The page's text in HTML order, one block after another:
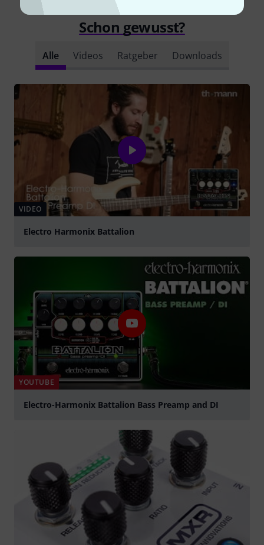
Schon gewusst?
Alle Videos Ratgeber Downloads
VIDEO
Electro Harmonix Battalion
YOUTUBE
Electro-Harmonix Battalion Bass Preamp and DI